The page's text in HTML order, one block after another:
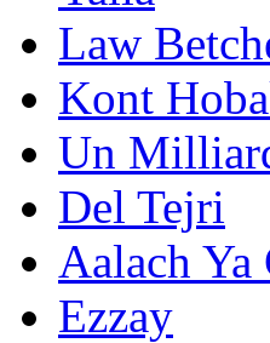
Law
Kont
Un
Del Tejri
Aalach Ya
Ezzay